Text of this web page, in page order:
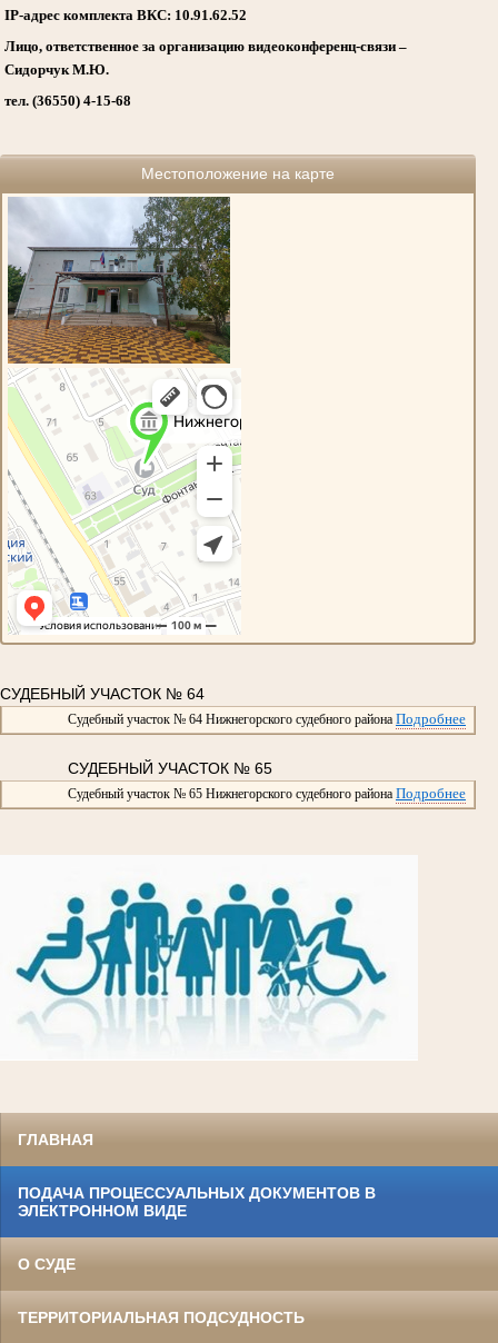
IP-адрес комплекта ВКС: 10.91.62.52
Лицо, ответственное за организацию видеоконференц-связи –
Сидорчук М.Ю.
тел. (36550) 4-15-68
Местоположение на карте
СУДЕБНЫЙ УЧАСТОК № 64
Судебный участок № 64 Нижнегорского судебного района Подробнее
СУДЕБНЫЙ УЧАСТОК № 65
Судебный участок № 65 Нижнегорского судебного района Подробнее
ГЛАВНАЯ
ПОДАЧА ПРОЦЕССУАЛЬНЫХ ДОКУМЕНТОВ В
ЭЛЕКТРОННОМ ВИДЕ
О СУДЕ
ТЕРРИТОРИАЛЬНАЯ ПОДСУДНОСТЬ